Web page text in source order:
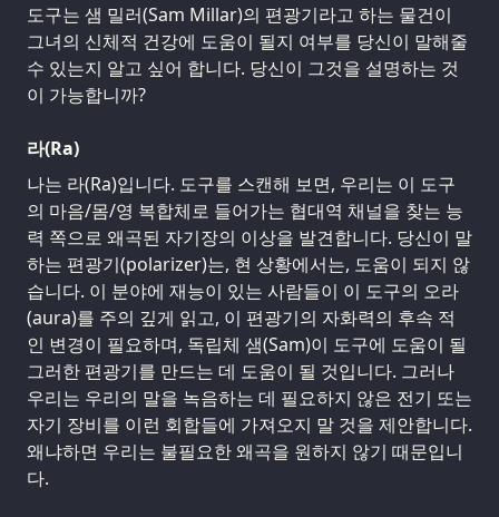
도구는 샘 밀러(Sam Millar)의 편광기라고 하는 물건이
그녀의 신체적 건강에 도움이 될지 여부를 당신이 말해줄
수 있는지 알고 싶어 합니다. 당신이 그것을 설명하는 것
이 가능합니까?
라(Ra)
나는 라(Ra)입니다. 도구를 스캔해 보면, 우리는 이 도구
의 마음/몸/영 복합체로 들어가는 협대역 채널을 찾는 능
력 쪽으로 왜곡된 자기장의 이상을 발견합니다. 당신이 말
하는 편광기(polarizer)는, 현 상황에서는, 도움이 되지 않
습니다. 이 분야에 재능이 있는 사람들이 이 도구의 오라
(aura)를 주의 깊게 읽고, 이 편광기의 자화력의 후속 적
인 변경이 필요하며, 독립체 샘(Sam)이 도구에 도움이 될
그러한 편광기를 만드는 데 도움이 될 것입니다. 그러나
우리는 우리의 말을 녹음하는 데 필요하지 않은 전기 또는
자기 장비를 이런 회합들에 가져오지 말 것을 제안합니다.
왜냐하면 우리는 불필요한 왜곡을 원하지 않기 때문입니
다.